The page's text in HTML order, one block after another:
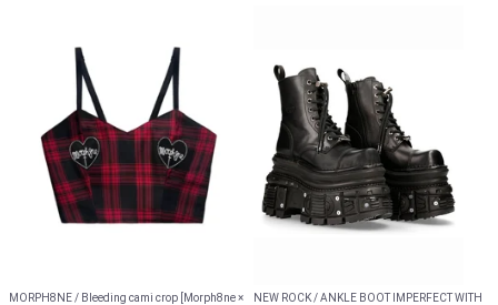
MORPH8NE / Bleeding cami crop [Morph8ne ×
NEW ROCK / ANKLE BOOT IMPERFECT WITH